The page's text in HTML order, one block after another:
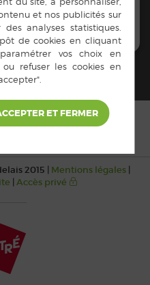
2015 | Mentions légales|
| Accès privé